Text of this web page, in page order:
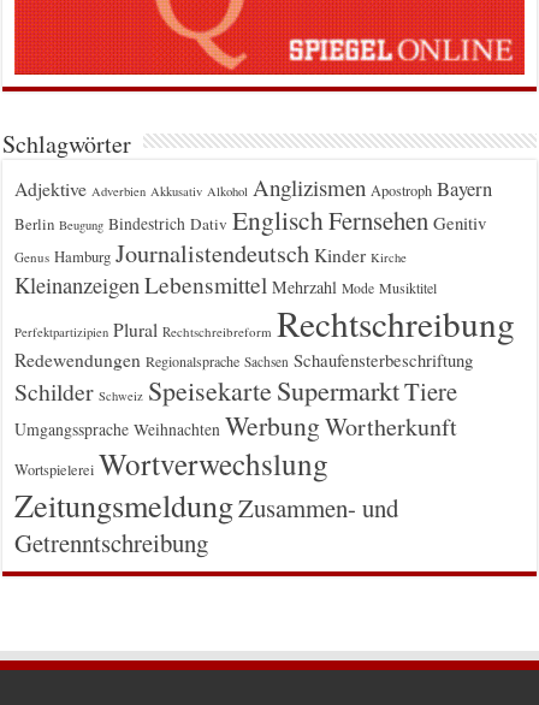
Schlagwörter
Adjektive Adverbien Akkusativ Alkohol Anglizismen Apostroph Bayern
Berlin Beugung Bindestrich Dativ EnglischFernsehen Genitiv
Genus Hamburg Journalistendeutsch Kinder Kirche
Kleinanzeigen Lebensmittel Mehrzahl Mode Musiktitel
Perfektpartizipien Plural Rechtschreibreform Rechtschreibung
Redewendungen Regionalsprache Sachsen Schaufensterbeschriftung
Schilder Schweiz Speisekarte SupermarktTiere
Umgangssprache Weihnachten WerbungWortherkunft
Wortspielerei Wortverwechslung
ZeitungsmeldungZusammen- und
Getrenntschreibung